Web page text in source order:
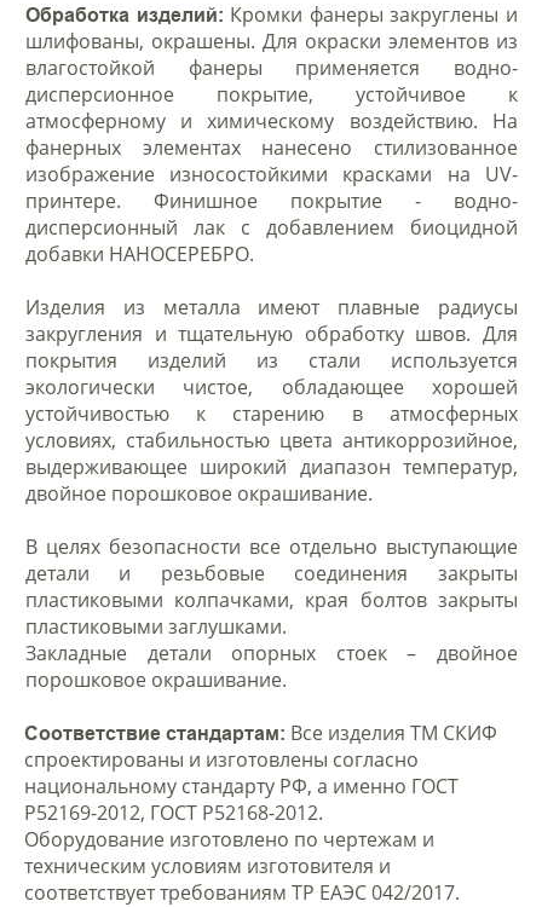
Обработка изделий: Кромки фанеры закруглены и
шлифованы, окрашены. Для окраски элементов из
влагостойкой фанеры применяется водно-
дисперсионное покрытие, устойчивое к
атмосферному и химическому воздействию. На
фанерных элементах нанесено стилизованное
изображение износостойкими красками на UV-
принтере. Финишное покрытие - водно-
дисперсионный лак с добавлением биоцидной
добавки НАНОСЕРЕБРО.
Изделия из металла имеют плавные радиусы
закругления и тщательную обработку швов. Для
покрытия изделий из стали используется
экологически чистое, обладающее хорошей
устойчивостью к старению в атмосферных
условиях, стабильностью цвета антикоррозийное,
выдерживающее широкий диапазон температур,
двойное порошковое окрашивание.
В целях безопасности все отдельно выступающие
детали и резьбовые соединения закрыты
пластиковыми колпачками, края болтов закрыты
пластиковыми заглушками.
Закладные детали опорных стоек – двойное
порошковое окрашивание.
Соответствие стандартам: Все изделия ТМ СКИФ
спроектированы и изготовлены согласно
национальному стандарту РФ, а именно ГОСТ
Р52169-2012, ГОСТ Р52168-2012.
Оборудование изготовлено по чертежам и
техническим условиям изготовителя и
соответствует требованиям ТР ЕАЭС 042/2017.